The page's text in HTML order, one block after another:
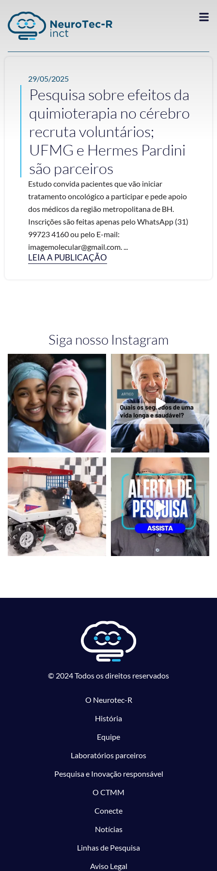
29/05/2025
Pesquisa sobre efeitos da
quimioterapia no cérebro
recruta voluntários;
UFMG e Hermes Pardini
são parceiros
Estudo convida pacientes que vão iniciar
tratamento oncológico a participar e pede apoio
dos médicos da região metropolitana de BH.
Inscrições são feitas apenas pelo WhatsApp (31)
99723 4160 ou pelo E-mail:
imagemolecular@gmail.com. ...
LEIA A PUBLICAÇÃO
Siga nosso Instagram
© 2024 Todos os direitos reservados
O Neurotec-R
História
Equipe
Laboratórios parceiros
Pesquisa e Inovação responsável
O CTMM
Conecte
Notícias
Linhas de Pesquisa
Aviso Legal